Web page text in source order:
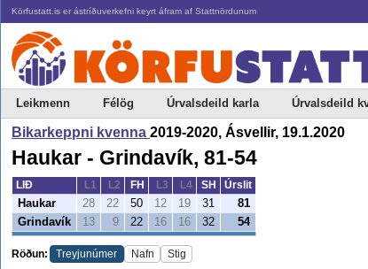
Körfustatt.is er ástríðuverkefni keyrt áfram af Stattnördunum
Leikmenn Félög Úrvalsdeild karla Úrvalsdeild
Bikarkeppni kvenna 2019-2020, Ásvellir, 19.1.2020
Haukar - Grindavík, 81-54
LIÐ L1 L2 FH L3 L4 SH
Úrslit
Haukar
28 22 50 12 19 31
81
Grindavík
13 9 22 16 16 32 54
Röðun: Treyjunúmer Nafn Stig